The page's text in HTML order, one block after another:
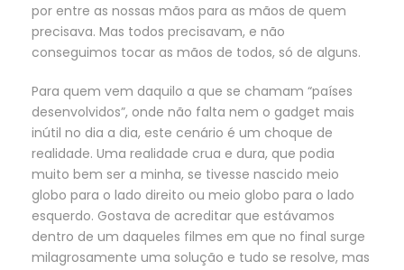
por entre as nossas mãos para as mãos de quem
precisava. Mas todos precisavam, e não
conseguimos tocar as mãos de todos, só de alguns.
Para quem vem daquilo a que se chamam “países
desenvolvidos”, onde não falta nem o gadget mais
inútil no dia a dia, este cenário é um choque de
realidade. Uma realidade crua e dura, que podia
muito bem ser a minha, se tivesse nascido meio
globo para o lado direito ou meio globo para o lado
esquerdo. Gostava de acreditar que estávamos
dentro de um daqueles filmes em que no final surge
milagrosamente uma solução e tudo se resolve, mas